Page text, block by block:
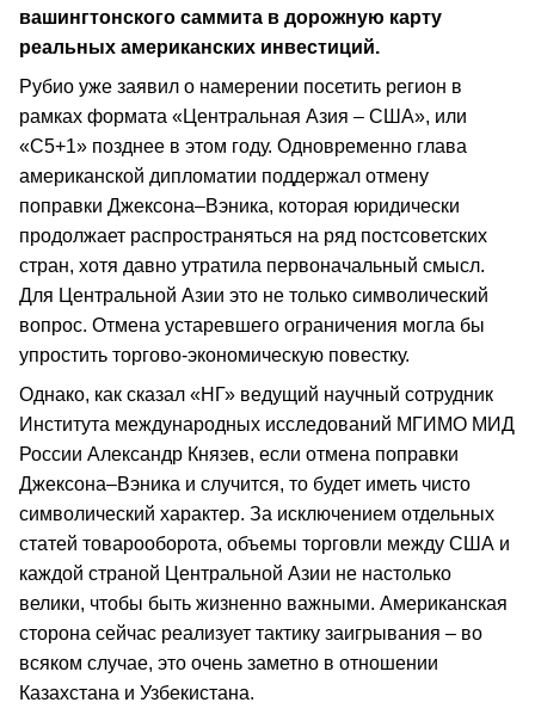
вашингтонского саммита в дорожную карту
реальных американских инвестиций.
Рубио уже заявил о намерении посетить регион в
рамках формата «Центральная Азия – США», или
«C5+1» позднее в этом году. Одновременно глава
американской дипломатии поддержал отмену
поправки Джексона–Вэника, которая юридически
продолжает распространяться на ряд постсоветских
стран, хотя давно утратила первоначальный смысл.
Для Центральной Азии это не только символический
вопрос. Отмена устаревшего ограничения могла бы
упростить торгово-экономическую повестку.
Однако, как сказал «НГ» ведущий научный сотрудник
Института международных исследований МГИМО МИД
России Александр Князев, если отмена поправки
Джексона–Вэника и случится, то будет иметь чисто
символический характер. За исключением отдельных
статей товарооборота, объемы торговли между США и
каждой страной Центральной Азии не настолько
велики, чтобы быть жизненно важными. Американская
сторона сейчас реализует тактику заигрывания – во
всяком случае, это очень заметно в отношении
Казахстана и Узбекистана.